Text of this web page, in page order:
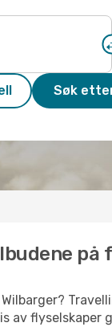
Søk
av flyselskaper